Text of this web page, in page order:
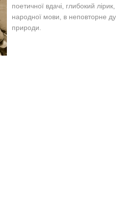
поетичної вдачі, глибокий
народної мови, в неповторне
природи.